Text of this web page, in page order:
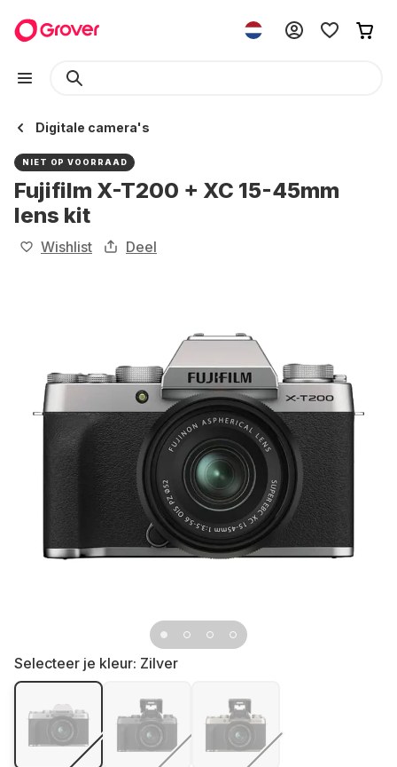
Digitale camera's
NIET OP VOORRAAD
Fujifilm X-T200 + XC 15-45mm
lens kit
Wishlist Deel
Selecteer je kleur: Zilver